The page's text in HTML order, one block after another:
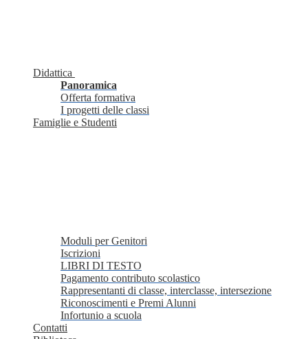
Didattica
Panoramica
Offerta formativa
I progetti delle classi
Famiglie e Studenti
Moduli per Genitori
Iscrizioni
LIBRI DI TESTO
Pagamento contributo scolastico
Rappresentanti di classe, interclasse, intersezione
Riconoscimenti e Premi Alunni
Infortunio a scuola
Contatti